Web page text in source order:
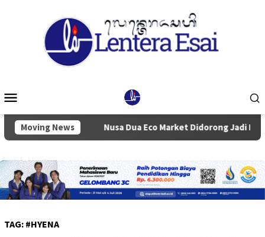
Mobile
Moving News
Badung Nusa Dua Eco Market Didorong Jadi Pusat
TAG: #HYENA